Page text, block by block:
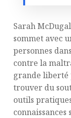
Sarah
sommet avec
personnes
contre la
grande liberté
trouver du
outils